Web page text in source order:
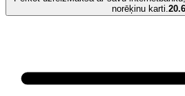
norēķinu karti.